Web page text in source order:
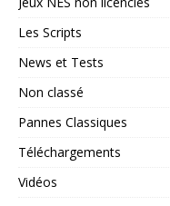
Les Scripts
News et Tests
Non classé
Pannes Classiques
Téléchargements
Vidéos